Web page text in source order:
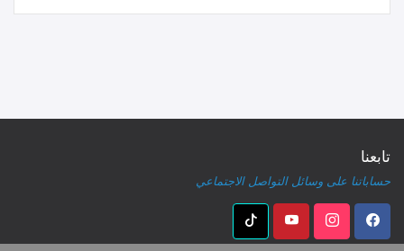
تابعنا
حساباتنا على وسائل التواصل الاجتماعي